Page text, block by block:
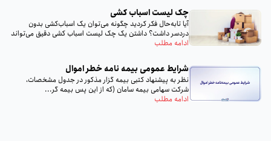
چک لیست اسباب‌ کشی
آیا تا‌به‌حال فکر کردید چگونه می‌توان یک اسباب‌کشی بدون
دردسر داشت؟ داشتن یک چک لیست اسباب‌ کشی دقیق می‌تواند
تمام...
ادامه مطلب
شرایط عمومی بیمه‌ نامه خطر اموال
نظر به پيشنهاد كتبى بيمه گزار مذكور در جدول مشخصات،
شركت سهامى بيمه سامان (كه از اين پس بيمه گر...
ادامه مطلب